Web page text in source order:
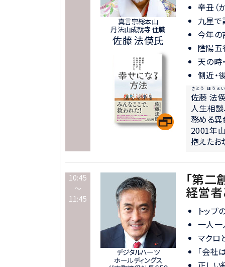
真言宗総本山
丹法山成就寺 住職
佐藤 法偀氏
辛丑（
九星で
今年の
陰陽五
天の時
側近・
佐藤 法
さとう ほうえい
人生相談
務める異
2001年
抱えたお
10:45
～
11:45
デジタルハーツ
ホールディングス
「第二
経営
トップ
一人一
マクロ
「会社